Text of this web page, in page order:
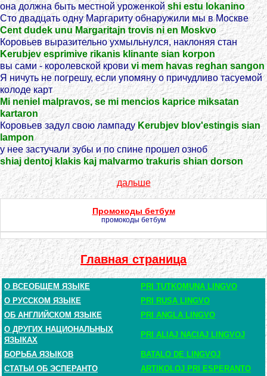
она должна быть местной уроженкой shi estu lokanino
Сто двадцать одну Маргариту обнаружили мы в Москве
Cent dudek unu Margaritajn trovis ni en Moskvo
Коровьев выразительно ухмыльнулся, наклоняя стан
Kerubjev esprimive rikanis klinante sian korpon
вы сами - королевской кровиvi mem havas reghan sangon
Я ничуть не погрешу, если упомяну о причудливо тасуемой
колоде карт
Mi neniel malpravos, se mi mencios kaprice miksatan
kartaron
Коровьев задул свою лампаду Kerubjev blov'estingis sian
lampon
у нее застучали зубы и по спине прошел озноб
shiaj dentoj klakis kaj malvarmo trakuris shian dorson
дальше
Промокоды бетбум
промокоды бетбум
Главная страница
О ВСЕОБЩЕМ ЯЗЫКЕ
PRI TUTKOMUNA LINGVO
О РУССКОМ ЯЗЫКЕ
PRI RUSA LINGVO
ОБ АНГЛИЙСКОМ ЯЗЫКЕ
PRI ANGLA LINGVO
О ДРУГИХ НАЦИОНАЛЬНЫХ
ЯЗЫКАХ
PRI ALIAJ NACIAJ LINGVOJ
БОРЬБА ЯЗЫКОВ
BATALO DE LINGVOJ
СТАТЬИ ОБ ЭСПЕРАНТО
ARTIKOLOJ PRI ESPERANTO